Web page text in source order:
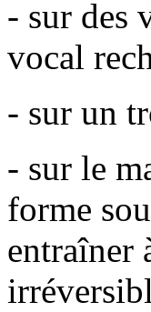
- sur des
vocal
- sur un
- sur le
forme
entraîner